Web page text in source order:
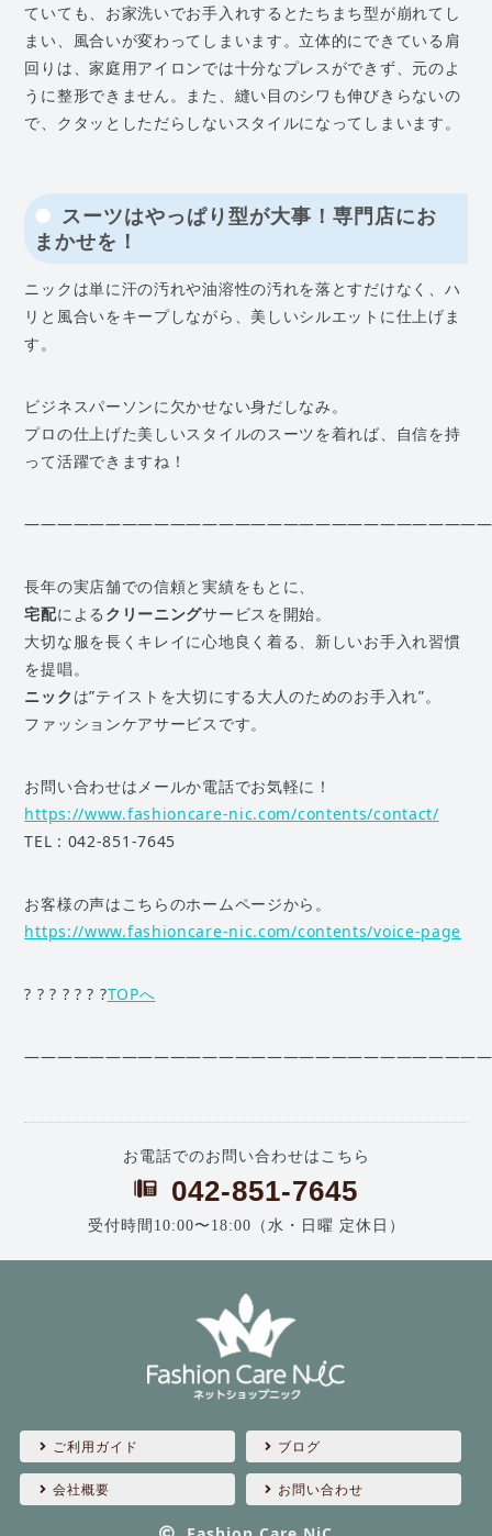
ていても、お家洗いでお手入れするとたちまち型が崩れてし
まい、風合いが変わってしまいます。立体的にできている肩
回りは、家庭用アイロンでは十分なプレスができず、元のよ
うに整形できません。また、縫い目のシワも伸びきらないの
で、クタッとしただらしないスタイルになってしまいます。
スーツはやっぱり型が大事！専門店にお
まかせを！
ニックは単に汗の汚れや油溶性の汚れを落とすだけなく、ハ
リと風合いをキープしながら、美しいシルエットに仕上げま
す。
ビジネスパーソンに欠かせない身だしなみ。
プロの仕上げた美しいスタイルのスーツを着れば、自信を持
って活躍できますね！
長年の実店舗での信頼と実績をもとに、
宅配による クリーニングサービスを開始。
大切な服を長くキレイに心地良く着る、新しいお手入れ習慣
を提唱。
ニック は”テイストを大切にする大人のためのお手入れ”。
ファッションケアサービスです。
お問い合わせはメールか電話でお気軽に！
https://www.fashioncare-nic.com/contents/contact/
TEL : 042-851-7645
お客様の声はこちらのホームページから。
https://www.fashioncare-nic.com/contents/voice-page
? ? ? ? ? ? ?TOPへ
お電話でのお問い合わせはこちら
042-851-7645
受付時間10:00〜18:00（水・日曜 定休日）
ご利用ガイド ブログ
会社概要 お問い合わせ